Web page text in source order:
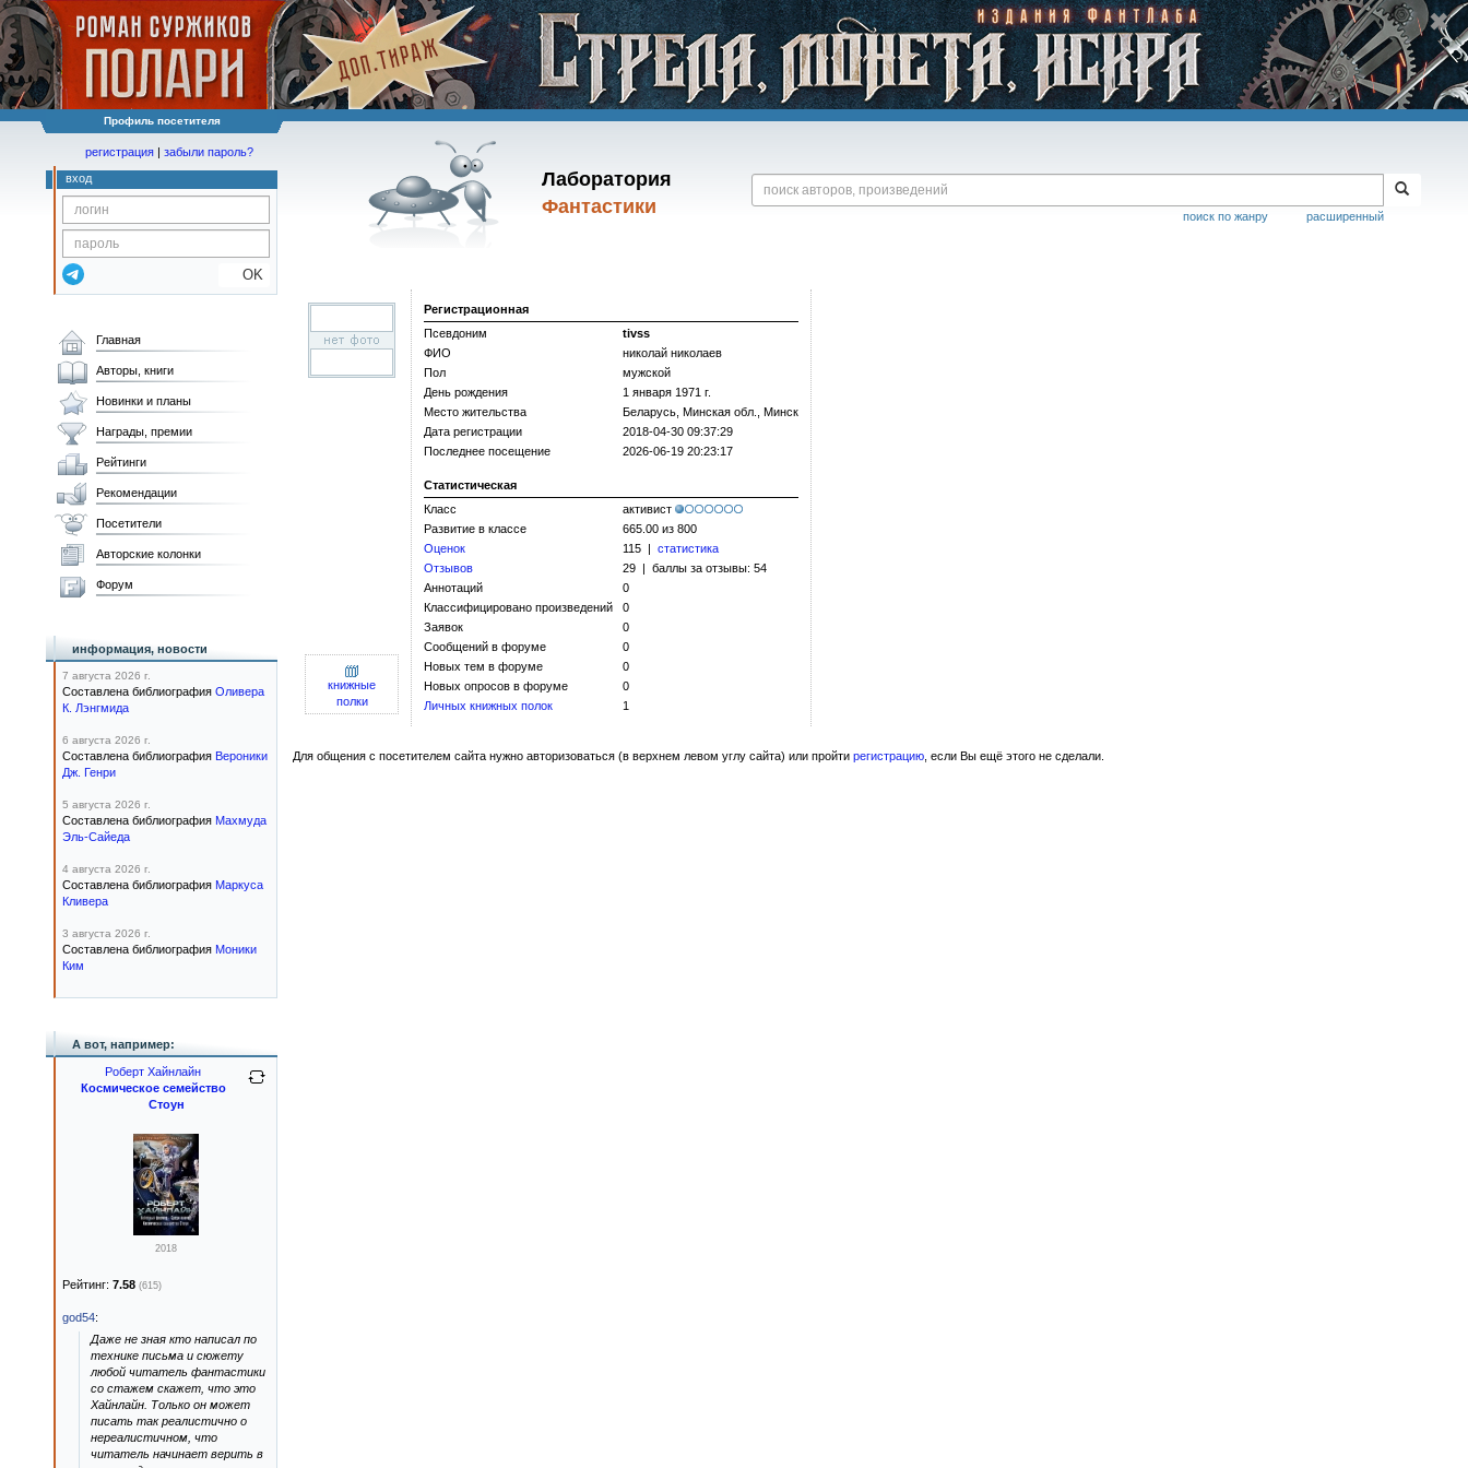
Профиль посетителя
Лаборатория
Фантастики
расширенный
поиск по жанру
регистрация | забыли пароль?
вход
OK
Регистрационная
Псевдоним
tivss
ФИО
николай николаев
Пол
мужской
День рождения
1 января 1971 г.
Место жительства
Беларусь, Минская обл., Минск
Дата регистрации
2018-04-30 09:37:29
Последнее посещение
2026-06-19 20:23:17
Статистическая
Класс
активист
Развитие в классе
665.00 из 800
Оценок
115 | статистика
Отзывов
29 | баллы за отзывы: 54
Аннотаций
0
Классифицировано произведений
0
Заявок
0
Сообщений в форуме
0
Новых тем в форуме
0
Новых опросов в форуме
0
Личных книжных полок
1
книжные
полки
Для общения с посетителем сайта нужно авторизоваться (в верхнем левом углу сайта) или пройти регистрацию , если Вы ещё этого не сделали.
Главная
Авторы, книги
Новинки и планы
Награды, премии
Рейтинги
Рекомендации
Посетители
Авторские колонки
Форум
информация, новости
7 августа 2026 г.
Составлена библиография Оливера
К. Лэнгмида
6 августа 2026 г.
Составлена библиография Вероники
Дж. Генри
5 августа 2026 г.
Составлена библиография Махмуда
Эль-Сайеда
4 августа 2026 г.
Составлена библиография Маркуса
Кливера
3 августа 2026 г.
Составлена библиография Моники
Ким
А вот, например:
Роберт Хайнлайн
Космическое семейство
Стоун
2018
Рейтинг: 7.58 (615)
god54:
Даже не зная кто написал по
технике письма и сюжету
любой читатель фантастики
со стажем скажет, что это
Хайнлайн. Только он может
писать так реалистично о
нереалистичном, что
читатель начинает верить в